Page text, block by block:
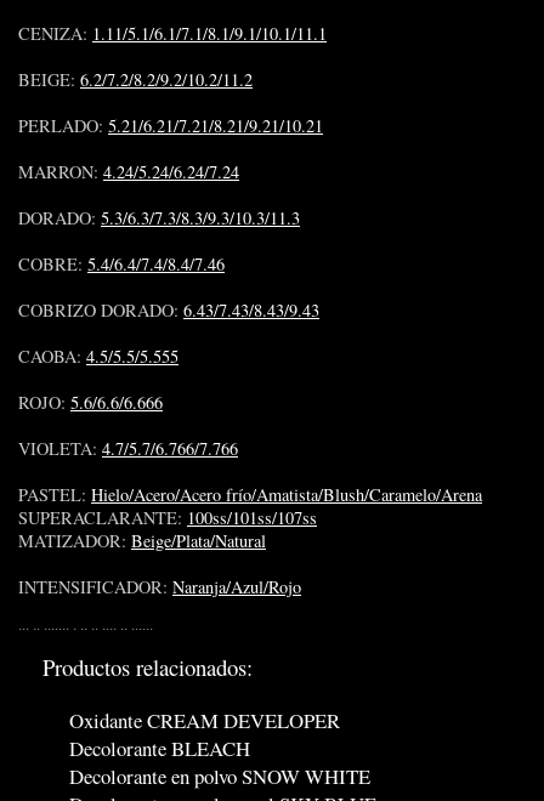
CENIZA: 1.11/5.1/6.1/7.1/8.1/9.1/10.1/11.1
BEIGE: 6.2/7.2/8.2/9.2/10.2/11.2
PERLADO: 5.21/6.21/7.21/8.21/9.21/10.21
MARRON: 4.24/5.24/6.24/7.24
DORADO: 5.3/6.3/7.3/8.3/9.3/10.3/11.3
COBRE: 5.4/6.4/7.4/8.4/7.46
COBRIZO DORADO: 6.43/7.43/8.43/9.43
CAOBA: 4.5/5.5/5.555
ROJO: 5.6/6.6/6.666
VIOLETA: 4.7/5.7/6.766/7.766
PASTEL: Hielo/Acero/Acero frío/Amatista/Blush/Caramelo/Arena
SUPERACLARANTE: 100ss/101ss/107ss
MATIZADOR: Beige/Plata/Natural
INTENSIFICADOR: Naranja/Azul/Rojo
Productos relacionados:
Oxidante CREAM DEVELOPER
Decolorante BLEACH
Decolorante en polvo SNOW WHITE